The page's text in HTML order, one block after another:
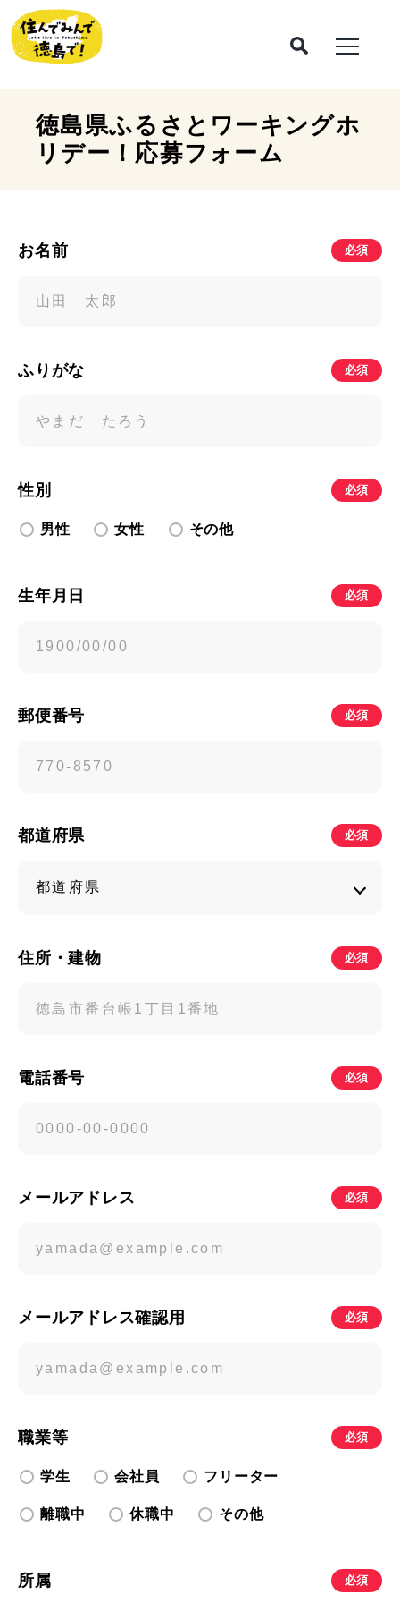
徳島県ふるさとワーキングホ
リデー！ 応募フォーム
お名前 必須
ふりがな 必須
性別 必須
男性 女性 その他
生年月日 必須
郵便番号 必須
都道府県 必須
住所・建物 必須
電話番号 必須
メールアドレス 必須
メールアドレス確認用 必須
職業等 必須
学生 会社員 フリーター
離職中 休職中 その他
所属 必須